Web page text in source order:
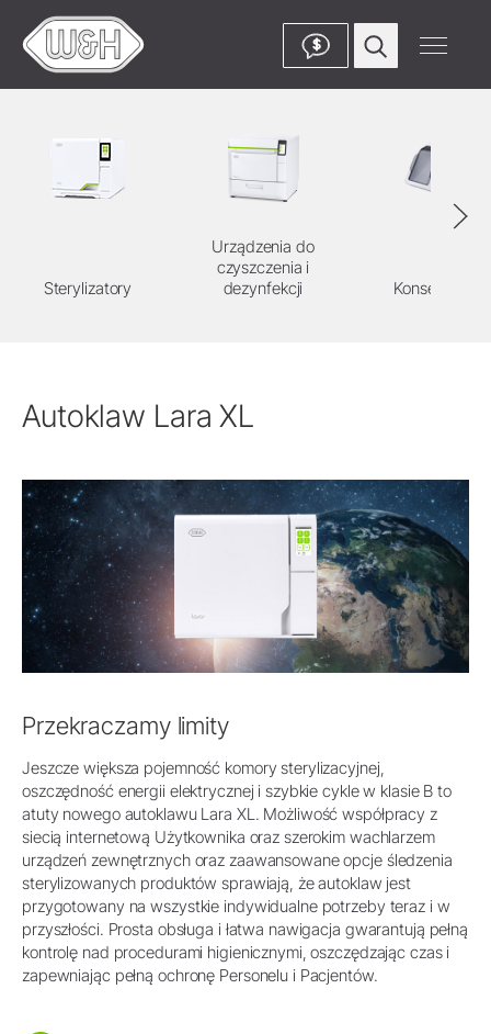
$
Sterylizatory
Urządzenia do
czyszczenia i
dezynfekcji
Konserwacja
Autoklaw Lara XL
Przekraczamy limity
Jeszcze większa pojemność komory sterylizacyjnej,
oszczędność energii elektrycznej i szybkie cykle w klasie B to
atuty nowego autoklawu Lara XL. Możliwość współpracy z
siecią internetową Użytkownika oraz szerokim wachlarzem
urządzeń zewnętrznych oraz zaawansowane opcje śledzenia
sterylizowanych produktów sprawiają, że autoklaw jest
przygotowany na wszystkie indywidualne potrzeby teraz i w
przyszłości. Prosta obsługa i łatwa nawigacja gwarantują pełną
kontrolę nad procedurami higienicznymi, oszczędzając czas i
zapewniając pełną ochronę Personelu i Pacjentów.